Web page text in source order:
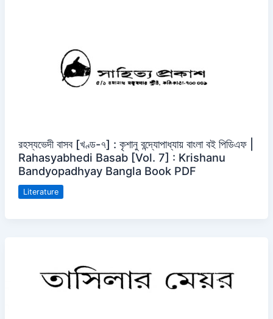
রহস্যভেদী বাসব [খণ্ড-৭] : কৃশানু বন্দ্যোপাধ্যায় বাংলা বই পিডিএফ |
Rahasyabhedi Basab [Vol. 7] : Krishanu
Bandyopadhyay Bangla Book PDF
Literature